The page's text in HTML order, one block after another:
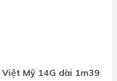
Mỹ 14G dài 1m39